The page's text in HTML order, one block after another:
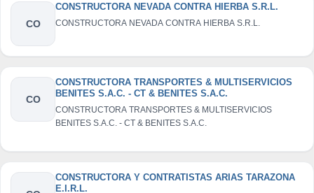
CO
CONSTRUCTORA NEVADA CONTRA HIERBA S.R.L.
CONSTRUCTORA NEVADA CONTRA HIERBA S.R.L.
CO
CONSTRUCTORA TRANSPORTES & MULTISERVICIOS
BENITES S.A.C. - CT & BENITES S.A.C.
CONSTRUCTORA TRANSPORTES & MULTISERVICIOS
BENITES S.A.C. - CT & BENITES S.A.C.
CONSTRUCTORA Y CONTRATISTAS ARIAS TARAZONA
E.I.R.L.